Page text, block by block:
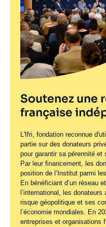
Soutenez une
française
L'Ifri, fondation reconnue
partie sur des donateurs
pour garantir sa pérennité et
Par leur financement, les
position de l’Institut parmi
En bénéficiant d’un réseau
l’international, les
risque géopolitique et ses
l’économie mondiales. En
entreprises et organisations